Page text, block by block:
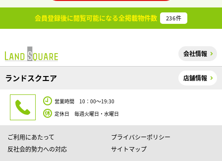
会員登録後に閲覧可能になる全掲載物件数 236件
会社情報
ランドスクエア 店舗情報
営業時間 10：00～19:30
定休日 毎週火曜日・水曜日
ご利用にあたって
プライバシーポリシー
反社会的勢力への対応
サイトマップ